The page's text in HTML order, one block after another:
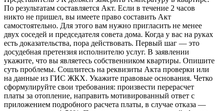
По результатам составляется Акт. Если в течение 2 часов
никто не пришел, вы имеете право составить Акт
самостоятельно. Для этого вам нужно пригласить не менее
двух соседей и председателя совета дома. Когда у вас на руках
есть доказательства, пора действовать. Первый шаг — это
досудебная претензия исполнителю услуг. В заявлении
укажите, что вы являетесь собственником квартиры. Опишите
суть проблемы. Сошлитесь на реквизиты Акта проверки или
на данные из ГИС ЖКХ. Укажите правовые основания. Четко
сформулируйте свои требования: произвести перерасчет
платы за отопление, направить мотивированный ответ с
приложением подробного расчета платы, в случае отказа —